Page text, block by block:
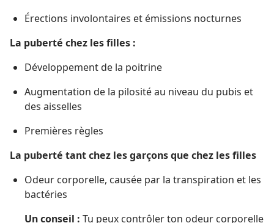
Érections involontaires et émissions nocturnes
La puberté chez les filles :
Développement de la poitrine
Augmentation de la pilosité au niveau du pubis et
des aisselles
Premières règles
La puberté tant chez les garçons que chez les filles
Odeur corporelle, causée par la transpiration et les
bactéries
Un conseil : Tu peux contrôler ton odeur corporelle